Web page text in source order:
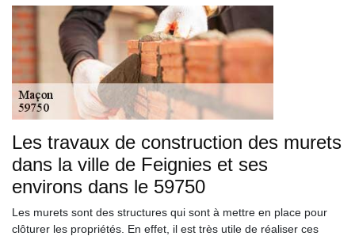
Les travaux de construction des murets
dans la ville de Feignies et ses
environs dans le 59750
Les murets sont des structures qui sont à mettre en place pour
clôturer les propriétés. En effet, il est très utile de réaliser ces